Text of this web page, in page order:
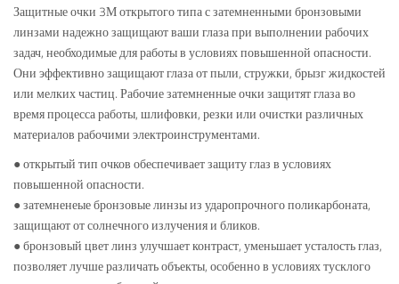
Защитные очки 3М открытого типа с затемненными бронзовыми
линзами надежно защищают ваши глаза при выполнении рабочих
задач, необходимые для работы в условиях повышенной опасности.
Они эффективно защищают глаза от пыли, стружки, брызг жидкостей
или мелких частиц. Рабочие затемненные очки защитят глаза во
время процесса работы, шлифовки, резки или очистки различных
материалов рабочими электроинструментами.
● открытый тип очков обеспечивает защиту глаз в условиях
повышенной опасности.
● затемненеые бронзовые линзы из ударопрочного поликарбоната,
защищают от солнечного излучения и бликов.
● бронзовый цвет линз улучшает контраст, уменьшает усталость глаз,
позволяет лучше различать объекты, особенно в условиях тусклого